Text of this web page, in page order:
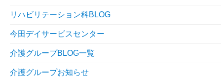
リハビリテーション科BLOG
今田デイサービスセンター
介護グループBLOG一覧
介護グループお知らせ